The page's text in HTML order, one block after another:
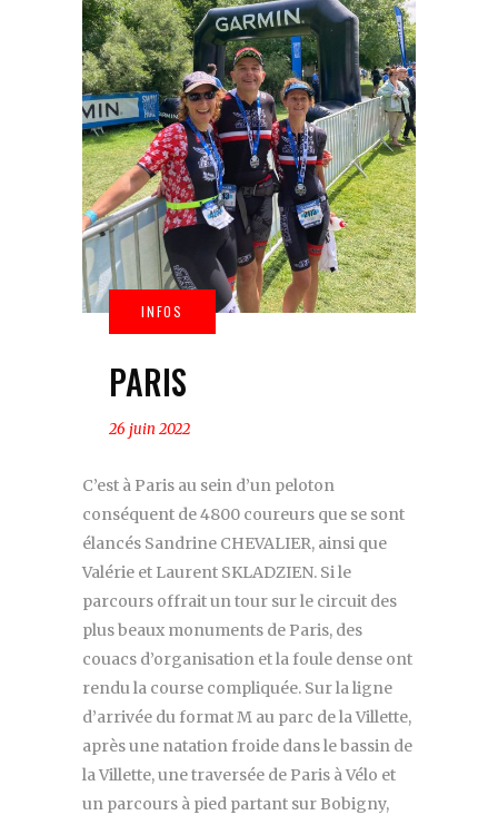
PARIS
26 juin 2022
C’est à Paris au sein d’un peloton
conséquent de 4800 coureurs que se sont
élancés Sandrine CHEVALIER, ainsi que
Valérie et Laurent SKLADZIEN. Si le
parcours offrait un tour sur le circuit des
plus beaux monuments de Paris, des
couacs d’organisation et la foule dense ont
rendu la course compliquée. Sur la ligne
d’arrivée du format M au parc de la Villette,
après une natation froide dans le bassin de
la Villette, une traversée de Paris à Vélo et
un parcours à pied partant sur Bobigny,